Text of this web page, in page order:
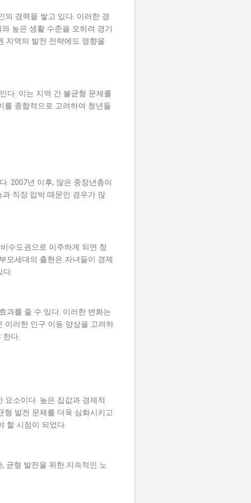
의 경력을 쌓고 있다. 이러한 경
높은 생활 수준을 오히려 경기
지역의 발전 전략에도 영향을
다. 이는 지역 간 불균형 문제를
를 종합적으로 고려하여 청년들
. 2007년 이후, 많은 중장년층이
직장 압박 때문인 경우가 많
수도권으로 이주하게 되면 청
모세대의 출현은 자녀들이 경제
.
과를 줄 수 있다. 이러한 변화는
이러한 인구 이동 양상을 고려하
다.
요소이다. 높은 집값과 경제적
형 발전 문제를 더욱 심화시키고
할 시점이 되었다.
균형 발전을 위한 지속적인 노